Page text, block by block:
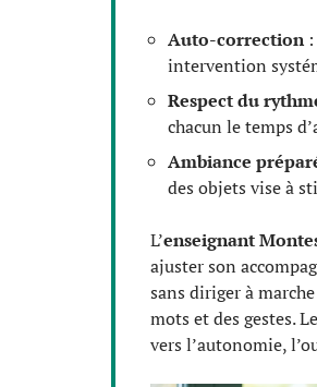
Auto-correction:
intervention
Respect du
chacun le temps
Ambiance
des objets vise à
L’enseignant
ajuster son
sans diriger à
mots et des gestes.
vers l’autonomie,